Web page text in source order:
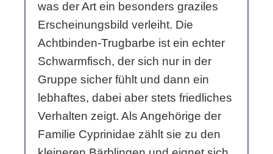
was der Art ein besonders graziles
Erscheinungsbild verleiht. Die
Achtbinden-Trugbarbe ist ein echter
Schwarmfisch, der sich nur in der
Gruppe sicher fühlt und dann ein
lebhaftes, dabei aber stets friedliches
Verhalten zeigt. Als Angehörige der
Familie Cyprinidae zählt sie zu den